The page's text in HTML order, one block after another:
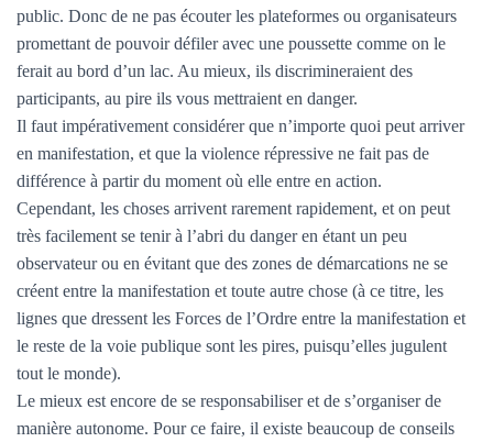
public. Donc de ne pas écouter les plateformes ou organisateurs
promettant de pouvoir défiler avec une poussette comme on le
ferait au bord d’un lac. Au mieux, ils discrimineraient des
participants, au pire ils vous mettraient en danger.
Il faut impérativement considérer que n’importe quoi peut arriver
en manifestation, et que la violence répressive ne fait pas de
différence à partir du moment où elle entre en action.
Cependant, les choses arrivent rarement rapidement, et on peut
très facilement se tenir à l’abri du danger en étant un peu
observateur ou en évitant que des zones de démarcations ne se
créent entre la manifestation et toute autre chose (à ce titre, les
lignes que dressent les Forces de l’Ordre entre la manifestation et
le reste de la voie publique sont les pires, puisqu’elles jugulent
tout le monde).
Le mieux est encore de se responsabiliser et de s’organiser de
manière autonome. Pour ce faire, il existe beaucoup de conseils